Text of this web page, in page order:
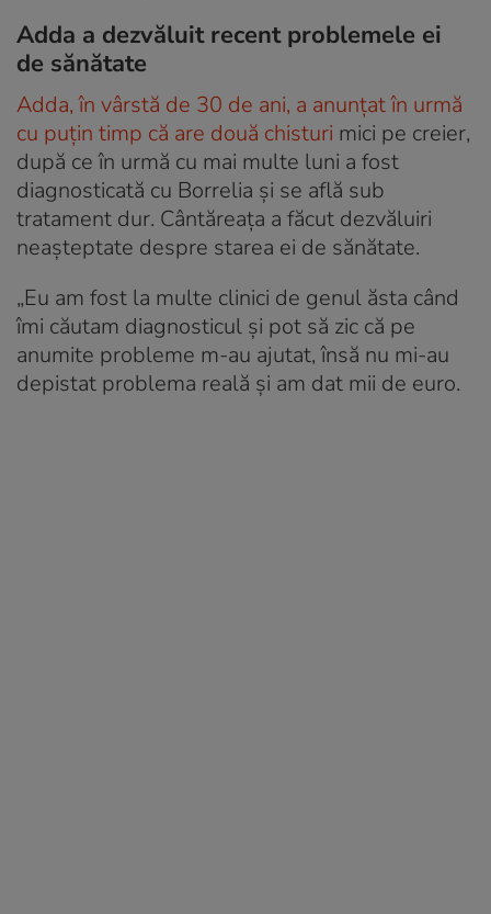
Adda a dezvăluit recent problemele ei
de sănătate
Adda, în vârstă de 30 de ani, a anunțat în urmă
cu puțin timp că are două chisturi mici pe creier,
după ce în urmă cu mai multe luni a fost
diagnosticată cu Borrelia și se află sub
tratament dur. Cântăreața a făcut dezvăluiri
neașteptate despre starea ei de sănătate.
„Eu am fost la multe clinici de genul ăsta când
îmi căutam diagnosticul și pot să zic că pe
anumite probleme m-au ajutat, însă nu mi-au
depistat problema reală și am dat mii de euro.